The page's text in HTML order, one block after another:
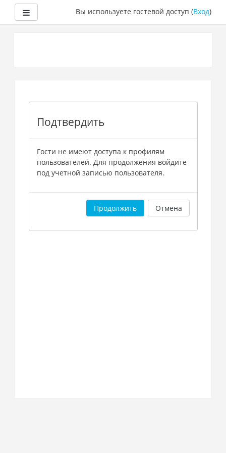
Боковая панельВы используете гостевой доступ (Вход)
Подтвердить
Гости не имеют доступа к профилям
пользователей. Для продолжения войдите
под учетной записью пользователя.
Продолжить Отмена